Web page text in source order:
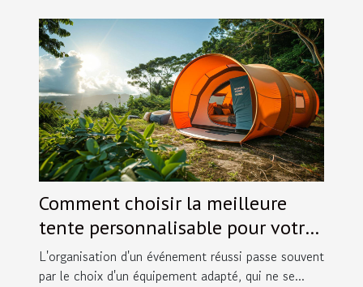
Comment choisir la meilleure
tente personnalisable pour votre
événement
L'organisation d'un événement réussi passe souvent
par le choix d'un équipement adapté, qui ne se...